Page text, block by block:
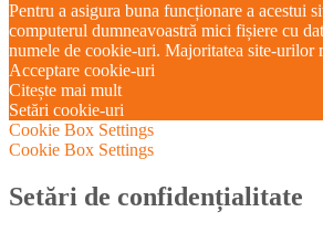
Pentru a asigura buna funcționare a acestui
computerul dumneavoastră mici fișiere cu
numele de cookie-uri. Majoritatea site-urilor
Acceptare cookie-uri
Citește mai mult
Setări cookie-uri
Cookie Box Settings
Cookie Box Settings
Setări de confidențialitate